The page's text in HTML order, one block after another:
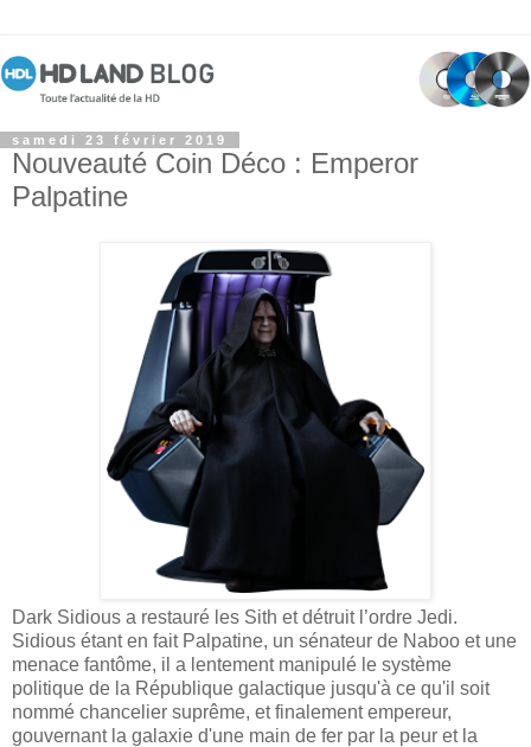
samedi 23 février 2019
Nouveauté Coin Déco : Emperor
Palpatine
Dark Sidious a restauré les Sith et détruit l’ordre Jedi.
Sidious étant en fait Palpatine, un sénateur de Naboo et une
menace fantôme, il a lentement manipulé le système
politique de la République galactique jusqu'à ce qu'il soit
nommé chancelier suprême, et finalement empereur,
gouvernant la galaxie d'une main de fer par la peur et la